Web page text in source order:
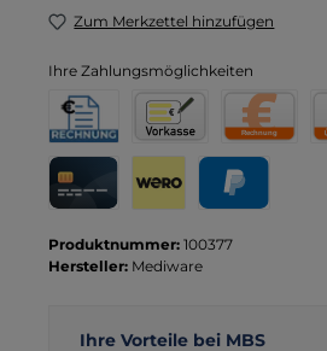
Zum Merkzettel hinzufügen
Ihre Zahlungsmöglichkeiten
Rechnung
Rechnung für Behörden
Vorkasse
Produktnummer: 100377
Hersteller: Mediware
Ihre Vorteile bei MBS